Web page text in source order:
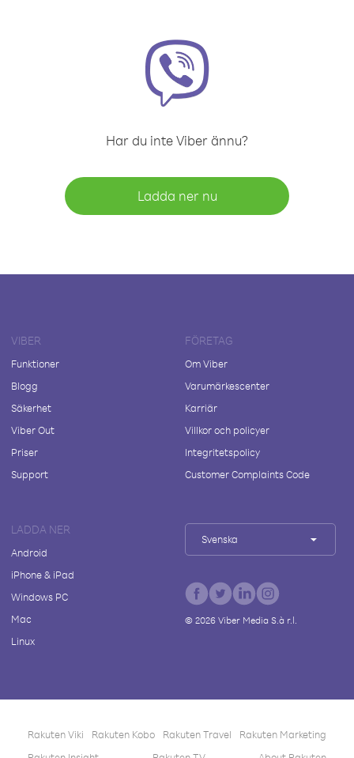
Har du inte Viber ännu?
Ladda ner nu
VIBER
Funktioner
Blogg
Säkerhet
Viber Out
Priser
Support
FÖRETAG
Om Viber
Varumärkescenter
Karriär
Villkor och policyer
Integritetspolicy
Customer Complaints Code
LADDA NER
Android
iPhone & iPad
Windows PC
Mac
Linux
Svenska
© 2026Viber Media S.à r.l.
Rakuten Viki Rakuten Kobo Rakuten Travel
Rakuten Marketing